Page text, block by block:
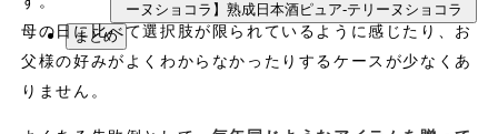
ーヌショコラ】熟成日本酒ピュア-テリーヌショコラ
まとめ
母の日に比べて選択肢が限られているように感じたり、お
父様の好みがよくわからなかったりするケースが少なくあ
りません。